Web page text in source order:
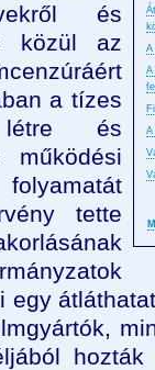
A
A
A
és
közül az
a tízes
és
működési
tette
egy